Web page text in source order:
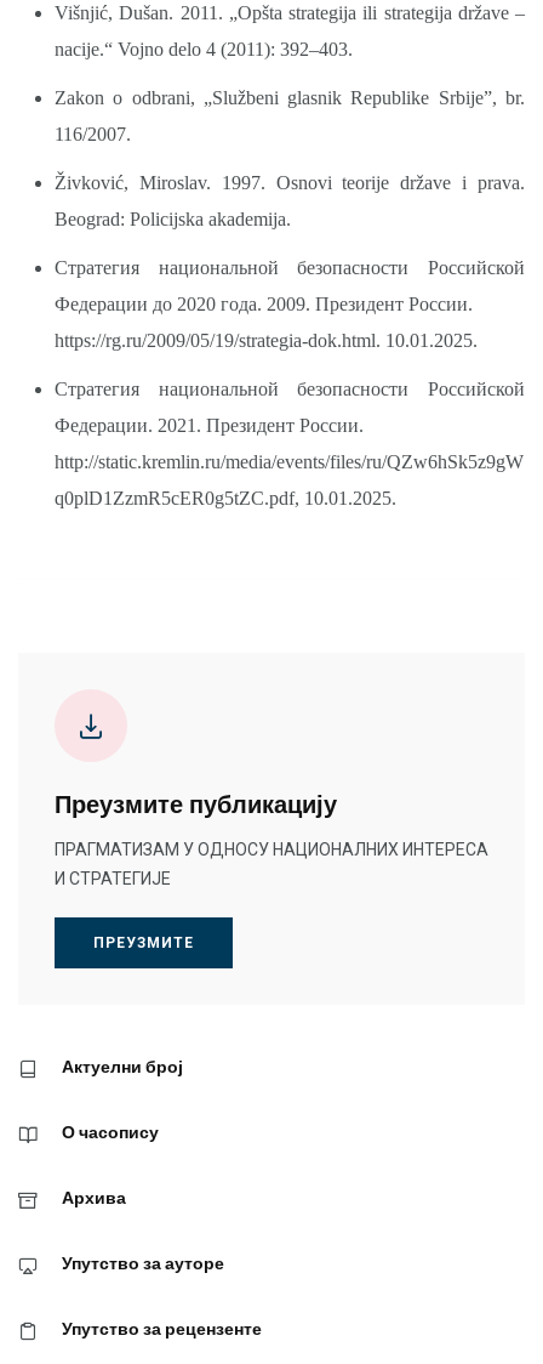
Višnjić, Dušan. 2011. „Opšta strategija ili strategija države –
nacije.“ Vojno delo 4 (2011): 392–403.
Zakon o odbrani, „Službeni glasnik Republike Srbije”, br.
116/2007.
Živković, Miroslav. 1997. Osnovi teorije države i prava.
Beograd: Policijska akademija.
Стратегия национальной безопасности Российской
Федерации до 2020 года. 2009. Президент России.
https://rg.ru/2009/05/19/strategia-dok.html. 10.01.2025.
Стратегия национальной безопасности Российской
Федерации. 2021. Президент России.
http://static.kremlin.ru/media/events/files/ru/QZw6hSk5z9gW
q0plD1ZzmR5cER0g5tZC.pdf, 10.01.2025.
Преузмите публикацију
ПРАГМАТИЗАМ У ОДНОСУ НАЦИОНАЛНИХ ИНТЕРЕСА
И СТРАТЕГИЈЕ
ПРЕУЗМИТЕ
Актуелни број
О часопису
Архива
Упутство за ауторе
Упутство за рецензенте